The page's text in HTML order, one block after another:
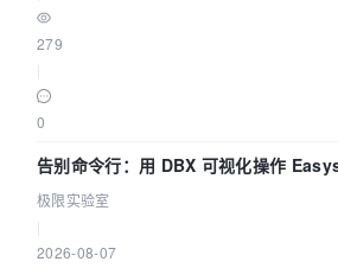
279
0
告别命令行：用 DBX 可视化操作
极限实验室
2026-08-07